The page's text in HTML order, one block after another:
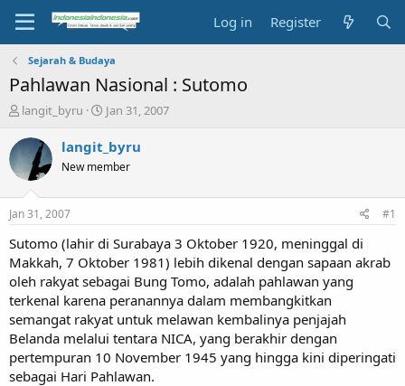
Log in Register
Sejarah & Budaya
Pahlawan Nasional : Sutomo
T
r
e
a
t
a
t
e
r
langit_byru
S
a
r
t
e
Jan 31, 2007
langit_byru
New member
Jan 31, 2007 #1
Sutomo (lahir di Surabaya 3 Oktober 1920, meninggal di
Makkah, 7 Oktober 1981) lebih dikenal dengan sapaan akrab
oleh rakyat sebagai Bung Tomo, adalah pahlawan yang
terkenal karena peranannya dalam membangkitkan
semangat rakyat untuk melawan kembalinya penjajah
Belanda melalui tentara NICA, yang berakhir dengan
pertempuran 10 November 1945 yang hingga kini diperingati
sebagai Hari Pahlawan.